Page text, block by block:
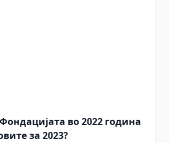
во 2022 година
за 2023?